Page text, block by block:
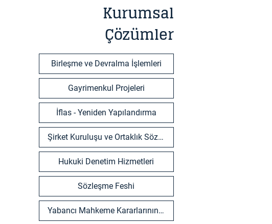
Kurumsal
Çözümler
Birleşme ve Devralma İşlemleri
Gayrimenkul Projeleri
İflas - Yeniden Yapılandırma
Şirket Kuruluşu ve Ortaklık Sözleşmeleri
Hukuki Denetim Hizmetleri
Sözleşme Feshi
Yabancı Mahkeme Kararlarının Tanınması ve Tenfizi